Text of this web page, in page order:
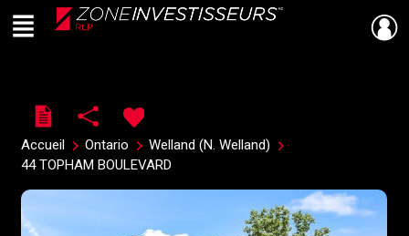
Live
En Direct
Menu
Accueil Ontario
Welland (N. Welland)
44 TOPHAM BOULEVARD